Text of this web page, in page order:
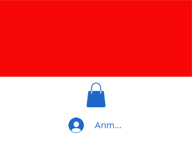
Anmelden